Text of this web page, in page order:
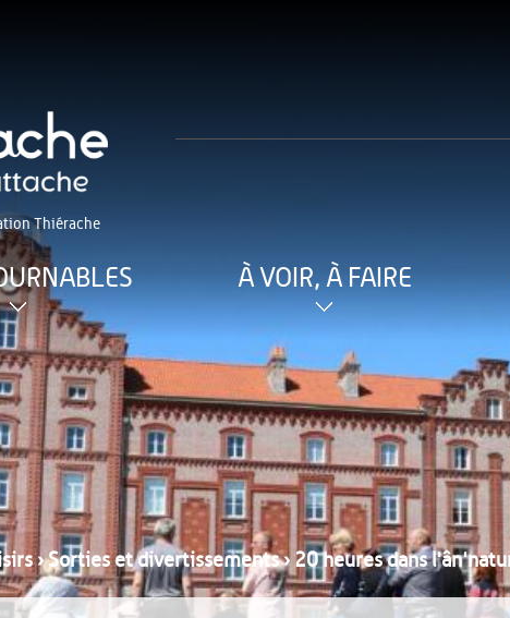
Thiérache
À VOIR, À FAIRE
›Sorties et divertissements› 20 heures dans